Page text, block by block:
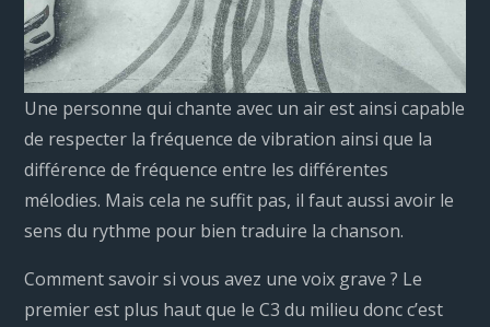
Une personne qui chante avec un air est ainsi capable
de respecter la fréquence de vibration ainsi que la
différence de fréquence entre les différentes
mélodies. Mais cela ne suffit pas, il faut aussi avoir le
sens du rythme pour bien traduire la chanson.
Comment savoir si vous avez une voix grave ? Le
premier est plus haut que le C3 du milieu donc c’est